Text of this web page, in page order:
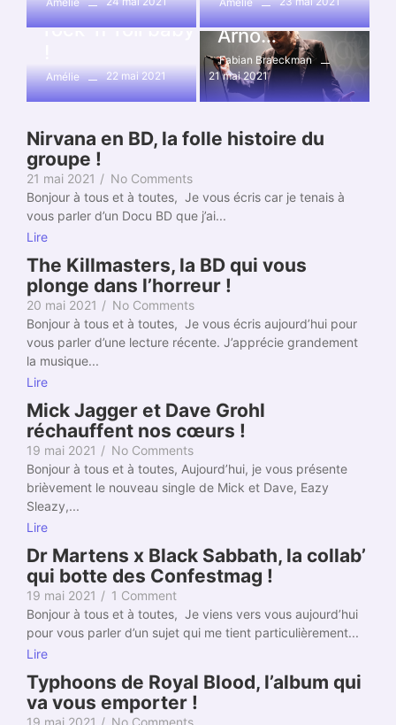
La série Vinyl,
rock ‘n’ roll baby
Amélie 22 mai 2021
Vivre avec
Arno…
Fabian Braeckman
21 mai 2021
Nirvana en BD, la folle histoire du
groupe !
21 mai 2021 / No Comments
Bonjour à tous et à toutes, Je vous écris car je tenais à
vous parler d’un Docu BD que j’ai...
Lire
The Killmasters, la BD qui vous
plonge dans l’horreur !
20 mai 2021 / No Comments
Bonjour à tous et à toutes, Je vous écris aujourd’hui pour
vous parler d’une lecture récente. J’apprécie grandement
la musique...
Lire
Mick Jagger et Dave Grohl
réchauffent nos cœurs !
19 mai 2021 / No Comments
Bonjour à tous et à toutes, Aujourd’hui, je vous présente
brièvement le nouveau single de Mick et Dave, Eazy
Sleazy,...
Lire
Dr Martens x Black Sabbath, la collab’
qui botte des Confestmag !
19 mai 2021 / 1 Comment
Bonjour à tous et à toutes, Je viens vers vous aujourd’hui
pour vous parler d’un sujet qui me tient particulièrement...
Lire
Typhoons de Royal Blood, l’album qui
va vous emporter !